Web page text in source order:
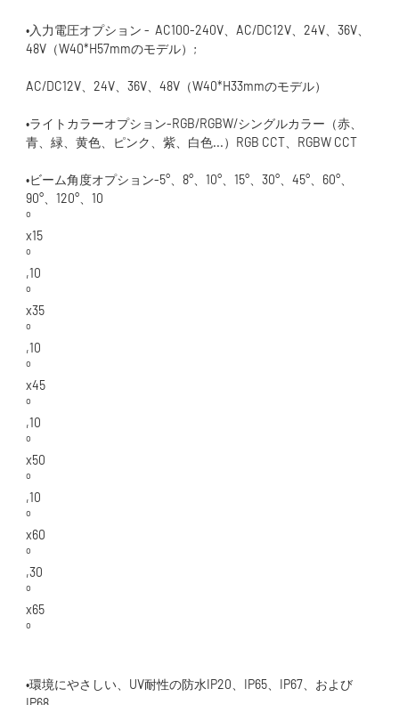
•入力電圧オプション -  AC100-240V、AC/DC12V、24V、36V、
•ライトカラーオプション-RGB/RGBW/シングルカラー（赤、
•ビーム角度オプション-5°、8°、10°、15°、30°、45°、60°、
•環境にやさしい、UV耐性の防水IP20、IP65、IP67、および